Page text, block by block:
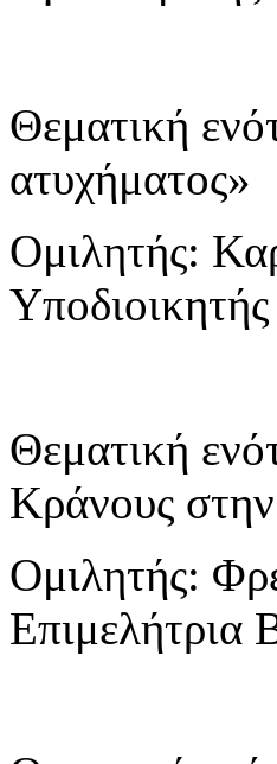
Θεματική
ατυχήματος»
Ομιλητής:
Θεματική
Κράνους
Ομιλητής:
Επιμελήτρια